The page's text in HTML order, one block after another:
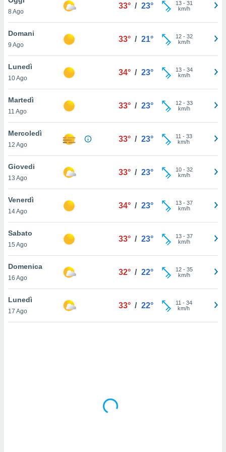
è
al sito
di
ci
di
il
un
la
nella
cookie
in
8 Ago
33° / 23° 13- 31
km/h
Domani
9 Ago
33° / 21° 12- 32
km/h
Lunedì
10 Ago
34° / 23° 13- 34
km/h
Martedì
11 Ago
33° / 23° 12- 33
km/h
Mercoledì
12 Ago
33° / 23° 11 - 33
km/h
Giovedi
13 Ago
33° / 23° 10- 32
km/h
Venerdì
14 Ago
34° / 23° 13- 37
km/h
Sabato
15 Ago
33° / 23° 13- 37
km/h
Domenica
16 Ago
32° / 22° 12- 35
km/h
Lunedì
17 Ago
33° / 22° 11 - 34
km/h